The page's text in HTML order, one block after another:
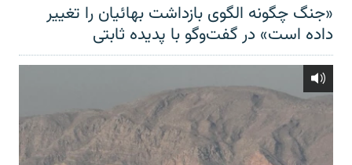
«جنگ چگونه الگوی بازداشت بهائیان را تغییر
داده است» در گفت‌وگو با پدیده ثابتی